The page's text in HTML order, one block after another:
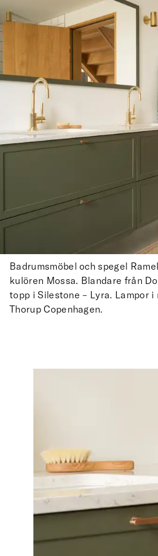
Badrumsmöbel och spegel
kulören Mossa. Blandare från
topp i Silestone – Lyra. Lampor i
Thorup Copenhagen.